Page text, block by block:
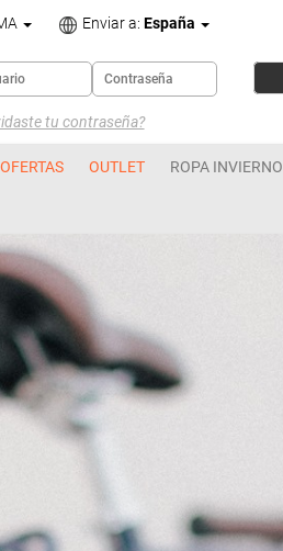
Enviar a: España
tu contraseña?
OFERTAS OUTLET ROPA INVIERNO